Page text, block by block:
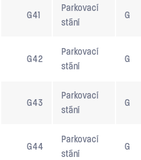
G41
Parkovací
stání
G
G42
Parkovací
stání
G
G43
Parkovací
stání
G
G44
Parkovací
stání
G